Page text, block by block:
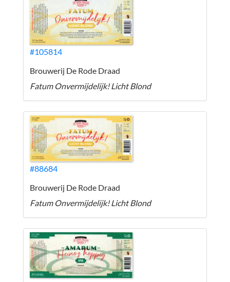
#105814
Brouwerij De Rode Draad
Fatum Onvermijdelijk! Licht Blond
#88684
Brouwerij De Rode Draad
Fatum Onvermijdelijk! Licht Blond